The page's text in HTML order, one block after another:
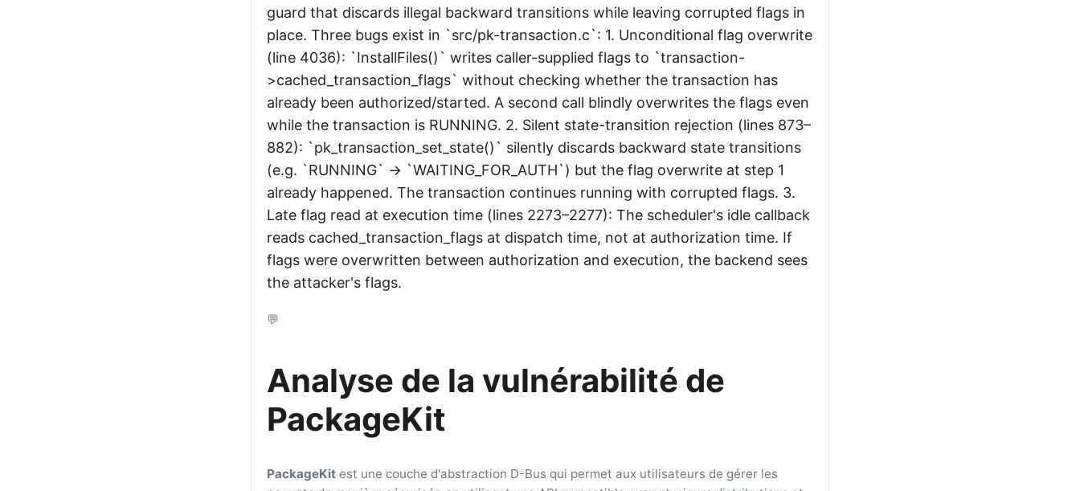
guard that discards illegal backward transitions while leaving corrupted flags in
place. Three bugs exist in `src/pk-transaction.c`: 1. Unconditional flag overwrite
(line 4036): `InstallFiles()` writes caller-supplied flags to `transaction-
>cached_transaction_flags` without checking whether the transaction has
already been authorized/started. A second call blindly overwrites the flags even
while the transaction is RUNNING. 2. Silent state-transition rejection (lines 873–
882): `pk_transaction_set_state()` silently discards backward state transitions
(e.g. `RUNNING` → `WAITING_FOR_AUTH`) but the flag overwrite at step 1
already happened. The transaction continues running with corrupted flags. 3.
Late flag read at execution time (lines 2273–2277): The scheduler's idle callback
reads cached_transaction_flags at dispatch time, not at authorization time. If
flags were overwritten between authorization and execution, the backend sees
the attacker's flags.
💬
Analyse de la vulnérabilité de
PackageKit
PackageKit est une couche d'abstraction D-Bus qui permet aux utilisateurs de gérer les